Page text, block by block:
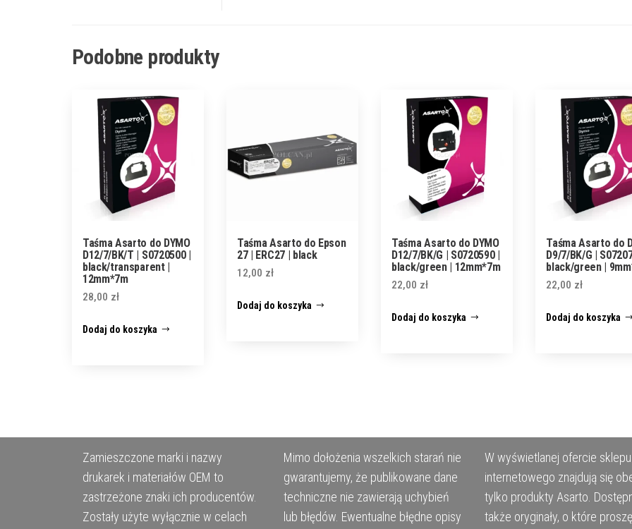
Podobne produkty
Taśma Asarto do DYMO
D12/7/BK/T | S0720500 |
black/transparent |
12mm*7m
28,00 zł
Dodaj do koszyka
Taśma Asarto do Epson
27 | ERC27 | black
12,00 zł
Dodaj do koszyka
Taśma Asarto do DYMO
D12/7/BK/G | S0720590 |
black/green | 12mm*7m
22,00 zł
Dodaj do koszyka
Taśma Asarto do
D9/7/BK/G |
black/green |
22,00 zł
Dodaj do koszyka
Zamieszczone marki i nazwy
drukarek i materiałów OEM to
zastrzeżone znaki ich producentów.
Zostały użyte wyłącznie w celach
Mimo dołożenia wszelkich starań nie
gwarantujemy, że publikowane dane
techniczne nie zawierają uchybień
lub błędów. Ewentualne błędne opisy
W wyświetlanej ofercie sklepu
internetowego znajdują się
tylko produkty Asarto.
także oryginały, o które